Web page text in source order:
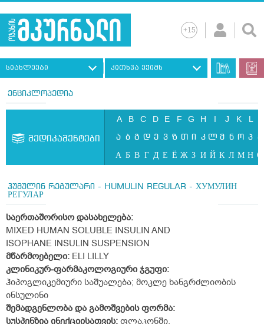
სიახლეები კითხვა ექიმს
ენციკლოპედია
მედიკამენტები
A B C D E F G H I J K L
ა ბ გ დ ე ვ ზ თ ი კ ლ მ ნ ო პ ჟ
А Б В Г Д Е Ё Ж З И Й К Л М Н О
ჰუმულინ რეგულარი - HUMULIN REGULAR - ХУМУЛИН
РЕГУЛАР
საერთაშორისო დასახელება:
MIXED HUMAN SOLUBLE INSULIN AND
ISOPHANE INSULIN SUSPENSION
მწარმოებელი: ELI LILLY
კლინიკურ-ფარმაკოლოგიური ჯგუფი:
ჰიპოგლიკემიური საშუალება; მოკლე ხანგრძლიობის
ინსულინი
შემადგენლობა და გამოშვების ფორმა:
სუსპენზია ინექციისათვის: ფლაკონში.